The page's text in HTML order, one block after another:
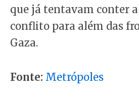
que já tentavam conter
conflito para além das
Gaza.
Fonte: Metrópoles